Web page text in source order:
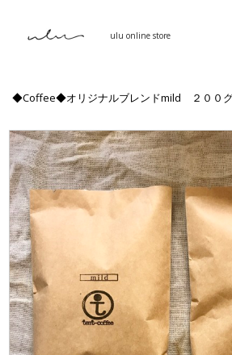
ulu online store
◆Coffee◆オリジナルブレンドmild ２００